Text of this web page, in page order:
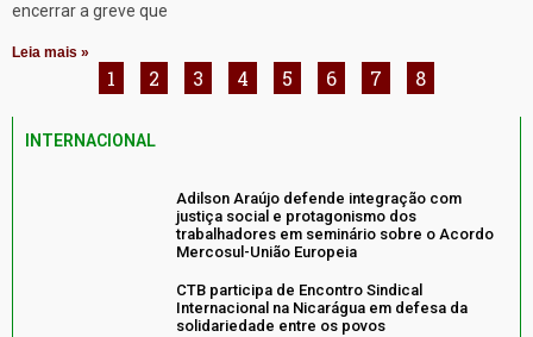
encerrar a greve que
Leia mais »
1 2 3 4 5 6 7 8
INTERNACIONAL
Adilson Araújo defende integração com
justiça social e protagonismo dos
trabalhadores em seminário sobre o Acordo
Mercosul-União Europeia
CTB participa de Encontro Sindical
Internacional na Nicarágua em defesa da
solidariedade entre os povos